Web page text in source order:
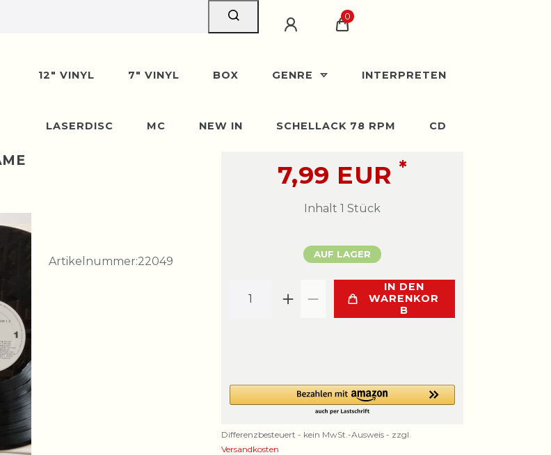
0
12" VINYL 7" VINYL BOX GENRE INTERPRETEN
LASERDISC MC NEW IN SCHELLACK 78 RPM CD
Artikelnummer:22049
7,99 EUR *
Inhalt 1 Stück
AUF LAGER
IN DEN
WARENKOR
B
Differenzbesteuert - kein MwSt.-Ausweis - zzgl.
Versandkosten